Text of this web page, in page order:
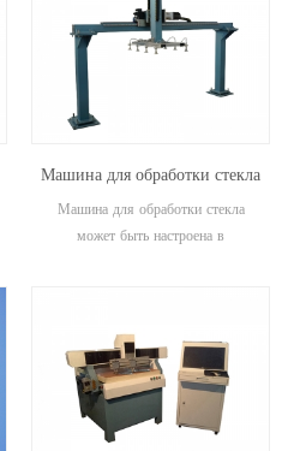
Машина для обработки стекла
Машина для обработки стекла
может быть настроена в